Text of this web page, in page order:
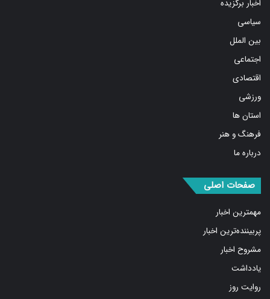
سیاسی
بین الملل
اجتماعی
اقتصادی
ورزشی
استان ها
فرهنگ و هنر
درباره ما
مهمترین اخبار
پربیننده‌ترین اخبار
مشروح اخبار
یادداشت
روایت روز
کسب و کار برتر